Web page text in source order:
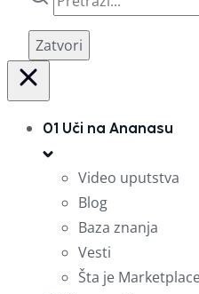
Zatvori
01 Uči na Ananasu
Video uputstva
Blog
Baza znanja
Vesti
Šta je